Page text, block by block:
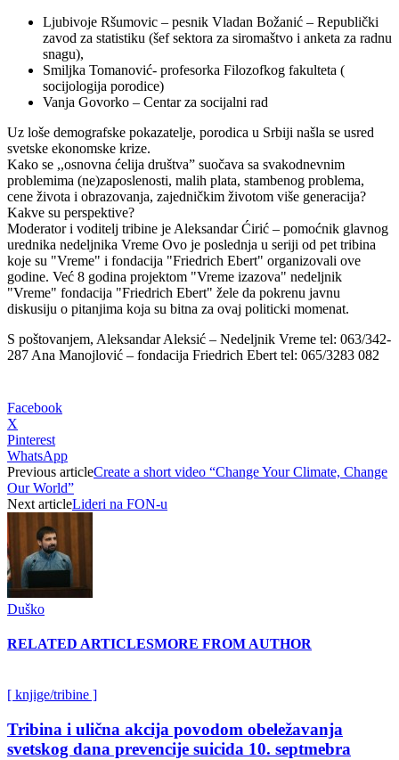
Ljubivoje Ršumovic – pesnik Vladan Božanić – Republički
zavod za statistiku (šef sektora za siromaštvo i anketa za radnu
snagu),
Smiljka Tomanović- profesorka Filozofkog fakulteta (
socijologija porodice)
Vanja Govorko – Centar za socijalni rad
Uz loše demografske pokazatelje, porodica u Srbiji našla se usred
svetske ekonomske krize.
Kako se ,,osnovna ćelija društva” suočava sa svakodnevnim
problemima (ne)zaposlenosti, malih plata, stambenog problema,
cene života i obrazovanja, zajedničkim životom više generacija?
Kakve su perspektive?
Moderator i voditelj tribine je Aleksandar Ćirić – pomoćnik glavnog
urednika nedeljnika Vreme Ovo je poslednja u seriji od pet tribina
koje su "Vreme" i fondacija "Friedrich Ebert" organizovali ove
godine. Već 8 godina projektom "Vreme izazova" nedeljnik
"Vreme" fondacija "Friedrich Ebert" žele da pokrenu javnu
diskusiju o pitanjima koja su bitna za ovaj politicki momenat.
S poštovanjem, Aleksandar Aleksić – Nedeljnik Vreme tel: 063/342-
287 Ana Manojlović – fondacija Friedrich Ebert tel: 065/3283 082
Facebook
X
Pinterest
WhatsApp
Previous articleCreate a short video “Change Your Climate, Change
Our World”
Next articleLideri na FON-u
Duško
RELATED ARTICLESMORE FROM AUTHOR
[ knjige/tribine ]
Tribina i ulična akcija povodom obeležavanja
svetskog dana prevencije suicida 10. septmebra